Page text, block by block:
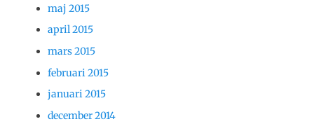
maj 2015
april 2015
mars 2015
februari 2015
januari 2015
december 2014